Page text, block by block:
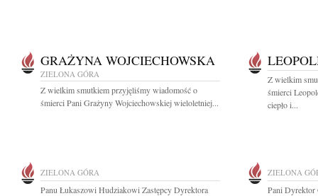
GRAŻYNA WOJCIECHOWSKA
ZIELONA GÓRA
Z wielkim smutkiem przyjęliśmy wiadomość o
śmierci Pani Grażyny Wojciechowskiej wieloletniej...
Z wielkim
śmierci
ciepło i...
ZIELONA GÓRA
Panu Łukaszowi Hudziakowi Zastępcy Dyrektora
ZIELONA
Pani